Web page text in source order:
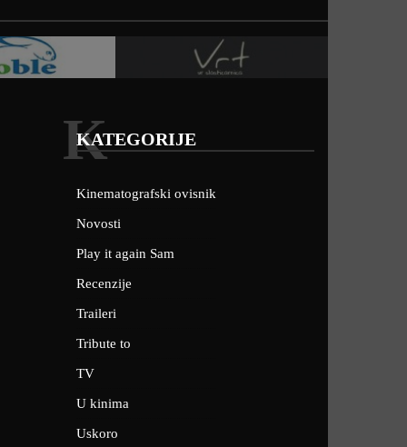
KATEGORIJE
K
Kinematografski ovisnik
Novosti
Play it again Sam
Recenzije
Traileri
Tribute to
TV
U kinima
Uskoro